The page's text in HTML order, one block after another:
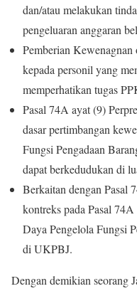
dan/atau melakukan
pengeluaran anggaran
Pemberian
kepada personil yang
memperhatikan tugas
Pasal 74A ayat (9)
dasar pertimbangan
Fungsi Pengadaan
dapat berkedudukan di
Berkaitan dengan Pasal
kontreks pada Pasal
Daya Pengelola Fungsi
di UKPBJ.
Dengan demikian seorang